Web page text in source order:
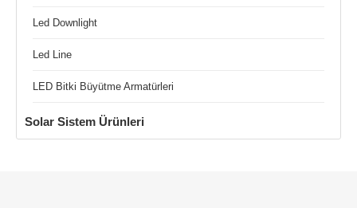
Led Downlight
Led Line
LED Bitki Büyütme Armatürleri
Solar Sistem Ürünleri